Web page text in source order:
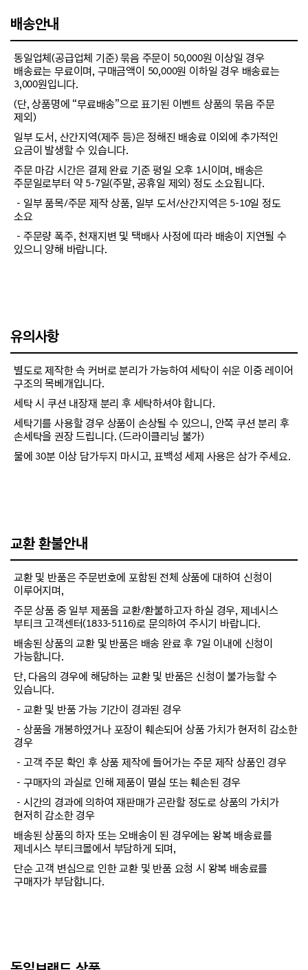
배송안내
동일업체(공급업체 기준) 묶음 주문이 50,000원 이상일 경우
배송료는 무료이며, 구매금액이 50,000원 이하일 경우 배송료는
3,000원입니다.
(단, 상품명에 “무료배송”으로 표기된 이벤트 상품의 묶음 주문
제외)
일부 도서, 산간지역(제주 등)은 정해진 배송료 이외에 추가적인
요금이 발생할 수 있습니다.
주문 마감 시간은 결제 완료 기준 평일 오후 1시이며, 배송은
주문일로부터 약 5-7일(주말, 공휴일 제외) 정도 소요됩니다.
－일부 품목/주문 제작 상품, 일부 도서/산간지역은 5-10일 정도
소요
－주문량 폭주, 천재지변 및 택배사 사정에 따라 배송이 지연될 수
있으니 양해 바랍니다.
유의사항
별도로 제작한 속 커버로 분리가 가능하여 세탁이 쉬운 이중 레이어
구조의 목베개입니다.
세탁 시 쿠션 내장재 분리 후 세탁하셔야 합니다.
세탁기를 사용할 경우 상품이 손상될 수 있으니, 안쪽 쿠션 분리 후
손세탁을 권장 드립니다. (드라이클리닝 불가)
물에 30분 이상 담가두지 마시고, 표백성 세제 사용은 삼가 주세요.
교환 환불안내
교환 및 반품은 주문번호에 포함된 전체 상품에 대하여 신청이
이루어지며,
주문 상품 중 일부 제품을 교환/환불하고자 하실 경우, 제네시스
부티크 고객센터(1833-5116)로 문의하여 주시기 바랍니다.
배송된 상품의 교환 및 반품은 배송 완료 후 7일 이내에 신청이
가능합니다.
단, 다음의 경우에 해당하는 교환 및 반품은 신청이 불가능할 수
있습니다.
－교환 및 반품 가능 기간이 경과된 경우
－상품을 개봉하였거나 포장이 훼손되어 상품 가치가 현저히 감소한
경우
－고객 주문 확인 후 상품 제작에 들어가는 주문 제작 상품인 경우
－구매자의 과실로 인해 제품이 멸실 또는 훼손된 경우
－시간의 경과에 의하여 재판매가 곤란할 정도로 상품의 가치가
현저히 감소한 경우
배송된 상품의 하자 또는 오배송이 된 경우에는 왕복 배송료를
제네시스 부티크몰에서 부담하게 되며,
단순 고객 변심으로 인한 교환 및 반품 요청 시 왕복 배송료를
구매자가 부담합니다.